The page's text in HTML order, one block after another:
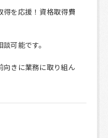
得を応援！資格取得費
可能です。
向きに業務に取り組ん